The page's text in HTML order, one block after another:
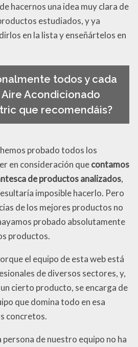
hacernos una idea muy clara de
estudiados, y ya
en la lista y enseñártelos en
todos y cada
Acondicionado
que recomendáis?
probado todos los
en consideración quecontamos
de productos analizados,
imposible hacerlo. Pero
de los mejores productos no
probado absolutamente
productos.
el equipo de esta web está
de diversos sectores, y,
cierto producto, se encarga de
que domina todo en esa
concretos.
persona de nuestro equipo no ha